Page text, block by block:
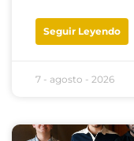
Seguir Leyendo
7 - agosto - 2026